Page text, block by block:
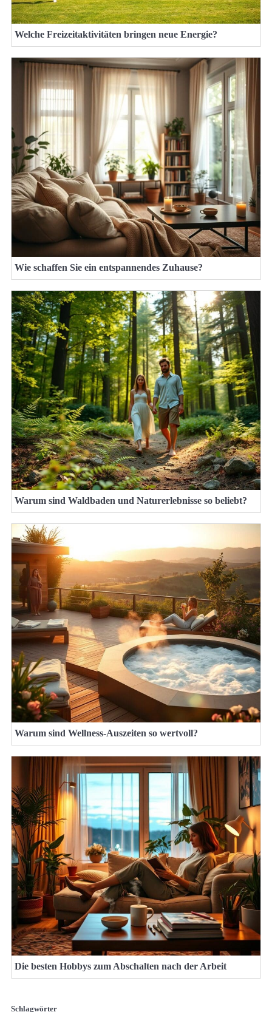
Welche Freizeitaktivitäten bringen neue Energie?
Wie schaffen Sie ein entspannendes Zuhause?
Warum sind Waldbaden und Naturerlebnisse so beliebt?
Warum sind Wellness-Auszeiten so wertvoll?
Die besten Hobbys zum Abschalten nach der Arbeit
Schlagwörter